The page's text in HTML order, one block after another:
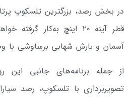
در بخش رصد، بزرگترین تلسکوپ
قطر آینه ۲۰ اینچ به‌کار
آسمان و بارش شهابی برساوشی با
از جمله برنامه‌های جانبی این
تصویربرداری با تلسکوپ، رصد